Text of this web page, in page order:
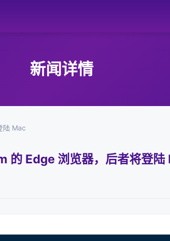
新闻详情
陆 Mac
的 Edge 浏览器，后者将登陆